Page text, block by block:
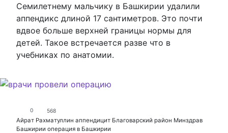
Семилетнему мальчику в Башкирии удалили
аппендикс длиной 17 сантиметров. Это почти
вдвое больше верхней границы нормы для
детей. Такое встречается разве что в
учебниках по анатомии.
0 568
Айрат Рахматуллин аппендицит Благоварский район Минздрав
Башкирии операция в Башкирии